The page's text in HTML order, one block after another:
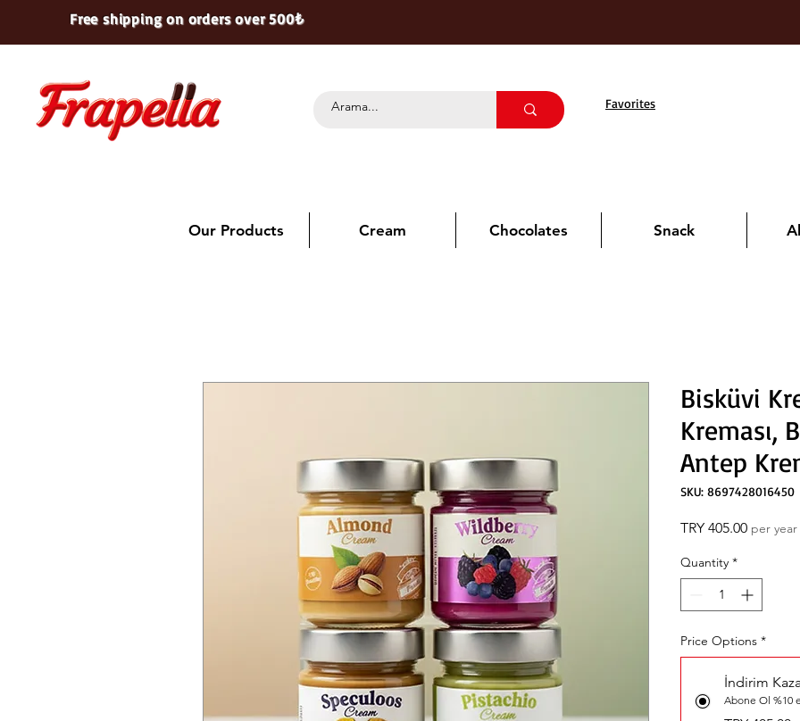
Free shipping on orders over 500₺
Favorites
Our Products Cream Chocolates Snack
Bisküvi
Kreması,
Antep
SKU: 8697428016450
TRY 405.00Price
per year
Quantity *
Price Options *
İndirim
Abone Ol %10